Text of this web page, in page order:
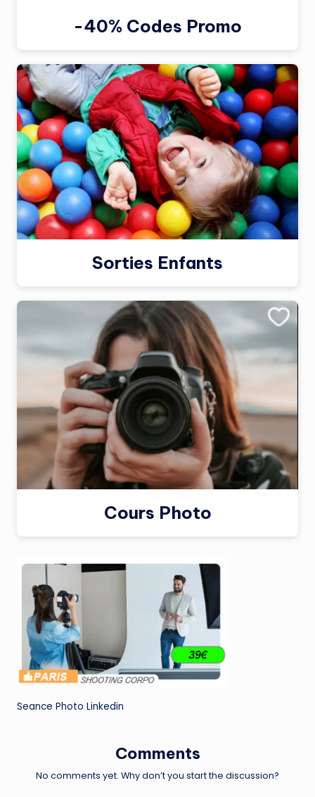
-40% Codes Promo
Sorties Enfants
Cours Photo
Seance Photo Linkedin
Comments
No comments yet. Why don’t you start the discussion?